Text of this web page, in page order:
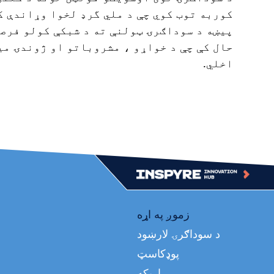
کوربه توب کوي چې د ملي گرډ لخوا وړاندې
پیښه د سوداګرۍ ټولنې ته د شبکې کولو
حال کې چې د خواړو ، مشروباتو او ژوندۍ
اخلي.
Top
Top
زموږ په اړه
د سوداګرۍ لارښود
پوډکاسټ